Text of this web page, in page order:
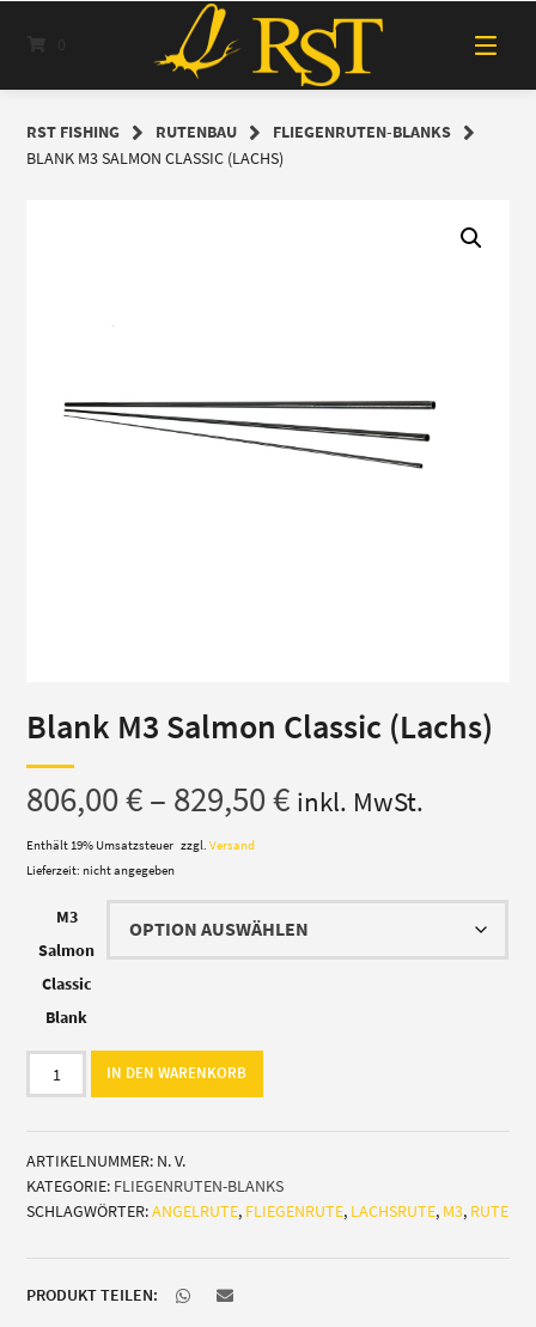
RST FISHING RUTENBAU
FLIEGENRUTEN-BLANKS
BLANK M3 SALMON CLASSIC (LACHS)
Blank M3 Salmon Classic (Lachs)
806,00€– 829,50€Preisspanne:
inkl. MwSt.
Enthält 19% Umsatzsteuer zzgl.Versand
Lieferzeit: nicht angegeben
M3
Salmon
Classic
Blank
(Lachs)
Menge
IN DEN WARENKORB
ARTIKELNUMMER: N. V.
KATEGORIE: FLIEGENRUTEN-BLANKS
SCHLAGWÖRTER:ANGELRUTE, FLIEGENRUTE, LACHSRUTE, M3, RUTE
PRODUKT TEILEN: